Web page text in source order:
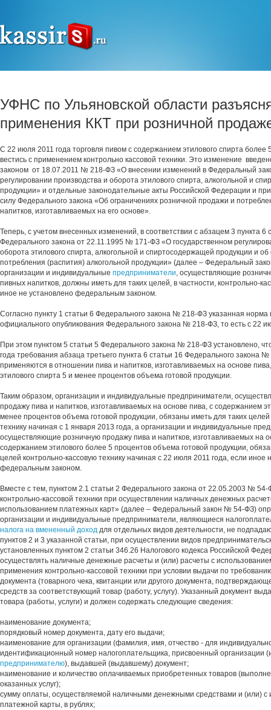
УФНС по Ульяновской области
применения ККТ при розничной
С 22 июля 2011 года торговля пивом с содержанием этилового спирта более
вестись с применением контрольно кассовой техники. Это изменение
законом от 18.07.2011 № 218-ФЗ «О внесении изменений в Федеральный
регулировании производства и оборота этилового спирта, алкогольной и
продукции» и отдельные законодательные акты Российской Федерации и
силу Федерального закона «Об ограничениях розничной продажи и
напитков, изготавливаемых на его основе».
Теперь, с учетом внесенных изменений, в соответствии с абзацем 3 пункта 6
Федерального закона от 22.11.1995 № 171-ФЗ «О государственном
оборота этилового спирта, алкогольной и спиртосодержащей продукции и об
потребления (распития) алкогольной продукции» (далее – Федеральный
организации и индивидуальные предприниматели, осуществляющие
пивных напитков, должны иметь для таких целей, в частности, контрольно-
иное не установлено федеральным законом.
Согласно пункту 1 статьи 6 Федерального закона № 218-ФЗ указанная норма
официального опубликования Федерального закона № 218-ФЗ, то есть с 22
При этом пунктом 5 статьи 5 Федерального закона № 218-ФЗ установлено,
года требования абзаца третьего пункта 6 статьи 16 Федерального закона
применяются в отношении пива и напитков, изготавливаемых на основе
этилового спирта 5 и менее процентов объема готовой продукции.
Таким образом, организации и индивидуальные предприниматели,
продажу пива и напитков, изготавливаемых на основе пива, с содержанием
менее процентов объема готовой продукции, обязаны иметь для таких целей
технику начиная с 1 января 2013 года, а организации и индивидуальные
осуществляющие розничную продажу пива и напитков, изготавливаемых на
содержанием этилового более 5 процентов объема готовой продукции,
целей контрольно-кассовую технику начиная с 22 июля 2011 года, если иное
федеральным законом.
Вместе с тем, пунктом 2.1 статьи 2 Федерального закона от 22.05.2003 №
контрольно-кассовой техники при осуществлении наличных денежных
использованием платежных карт» (далее – Федеральный закон № 54-ФЗ)
организации и индивидуальные предприниматели, являющиеся
налога на вмененный доход для отдельных видов деятельности, не
пунктов 2 и 3 указанной статьи, при осуществлении видов
установленных пунктом 2 статьи 346.26 Налогового кодекса Российской
осуществлять наличные денежные расчеты и (или) расчеты с
применения контрольно-кассовой техники при условии выдачи по
документа (товарного чека, квитанции или другого документа,
средств за соответствующий товар (работу, услугу). Указанный документ
товара (работы, услуги) и должен содержать следующие сведения:
наименование документа;
порядковый номер документа, дату его выдачи;
наименование для организации (фамилия, имя, отчество - для
идентификационный номер налогоплательщика, присвоенный организации
предпринимателю), выдавшей (выдавшему) документ;
наименование и количество оплачиваемых приобретенных товаров
оказанных услуг);
сумму оплаты, осуществляемой наличными денежными средствами и (или) с
платежной карты, в рублях;